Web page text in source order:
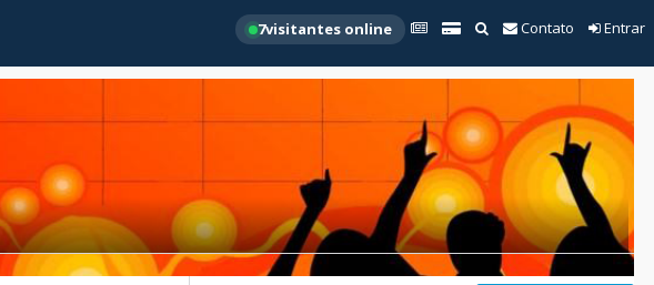
7visitantes online Contato Entrar